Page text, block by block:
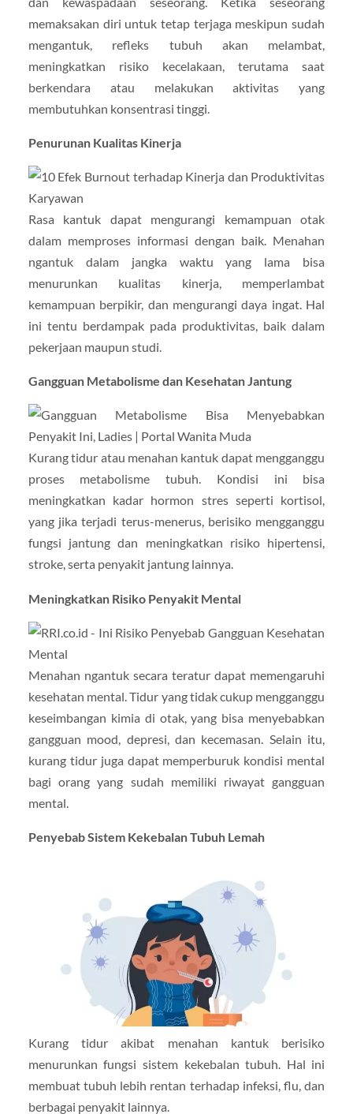
memaksakan diri untuk tetap terjaga meskipun sudah
mengantuk, refleks tubuh akan melambat,
meningkatkan risiko kecelakaan, terutama saat
berkendara atau melakukan aktivitas yang
membutuhkan konsentrasi tinggi.
Penurunan Kualitas Kinerja
Rasa kantuk dapat mengurangi kemampuan otak
dalam memproses informasi dengan baik. Menahan
ngantuk dalam jangka waktu yang lama bisa
menurunkan kualitas kinerja, memperlambat
kemampuan berpikir, dan mengurangi daya ingat. Hal
ini tentu berdampak pada produktivitas, baik dalam
pekerjaan maupun studi.
Gangguan Metabolisme dan Kesehatan Jantung
Kurang tidur atau menahan kantuk dapat mengganggu
proses metabolisme tubuh. Kondisi ini bisa
meningkatkan kadar hormon stres seperti kortisol,
yang jika terjadi terus-menerus, berisiko mengganggu
fungsi jantung dan meningkatkan risiko hipertensi,
stroke, serta penyakit jantung lainnya.
Meningkatkan Risiko Penyakit Mental
Menahan ngantuk secara teratur dapat memengaruhi
kesehatan mental. Tidur yang tidak cukup mengganggu
keseimbangan kimia di otak, yang bisa menyebabkan
gangguan mood, depresi, dan kecemasan. Selain itu,
kurang tidur juga dapat memperburuk kondisi mental
bagi orang yang sudah memiliki riwayat gangguan
mental.
Penyebab Sistem Kekebalan Tubuh Lemah
Kurang tidur akibat menahan kantuk berisiko
menurunkan fungsi sistem kekebalan tubuh. Hal ini
membuat tubuh lebih rentan terhadap infeksi, flu, dan
berbagai penyakit lainnya.